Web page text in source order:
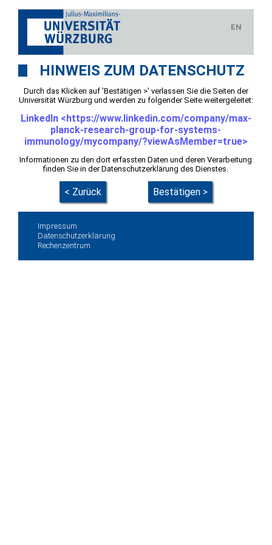
EN
HINWEIS ZUM DATENSCHUTZ
Durch das Klicken auf 'Bestätigen >' verlassen Sie die Seiten der
Universität Würzburg und werden zu folgender Seite weitergeleitet:
LinkedIn <https://www.linkedin.com/company/max-
planck-research-group-for-systems-
immunology/mycompany/?viewAsMember=true>
Informationen zu den dort erfassten Daten und deren Verarbeitung
finden Sie in der Datenschutzerklärung des Dienstes.
< Zurück Bestätigen >
Impressum
Datenschutzerklärung
Rechenzentrum